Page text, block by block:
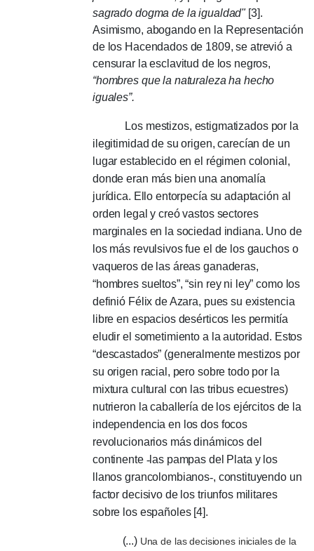
sagrado dogma de la igualdad"[3].
Asimismo, abogando en la Representación
de los Hacendados de 1809, se atrevió a
censurar la esclavitud de los negros,
“hombres que la naturaleza ha hecho
iguales”.
Los mestizos, estigmatizados por la
ilegitimidad de su origen, carecían de un
lugar establecido en el régimen colonial,
donde eran más bien una anomalía
jurídica. Ello entorpecía su adaptación al
orden legal y creó vastos sectores
marginales en la sociedad indiana. Uno de
los más revulsivos fue el de los gauchos o
vaqueros de las áreas ganaderas,
“hombres sueltos”, “sin rey ni ley” como los
definió Félix de Azara, pues su existencia
libre en espacios desérticos les permitía
eludir el sometimiento a la autoridad. Estos
“descastados” (generalmente mestizos por
su origen racial, pero sobre todo por la
mixtura cultural con las tribus ecuestres)
nutrieron la caballería de los ejércitos de la
independencia en los dos focos
revolucionarios más dinámicos del
continente -las pampas del Plata y los
llanos grancolombianos-, constituyendo un
factor decisivo de los triunfos militares
sobre los españoles [4].
(...) Una de las decisiones iniciales de la